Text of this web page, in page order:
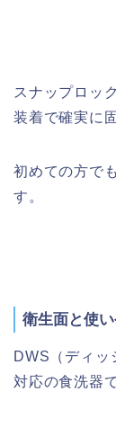
スナップロッ
装着で確実に
初めての方で
す。
衛生面と使
DWS（ディ
対応の食洗器